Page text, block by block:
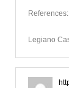
References:
Legiano